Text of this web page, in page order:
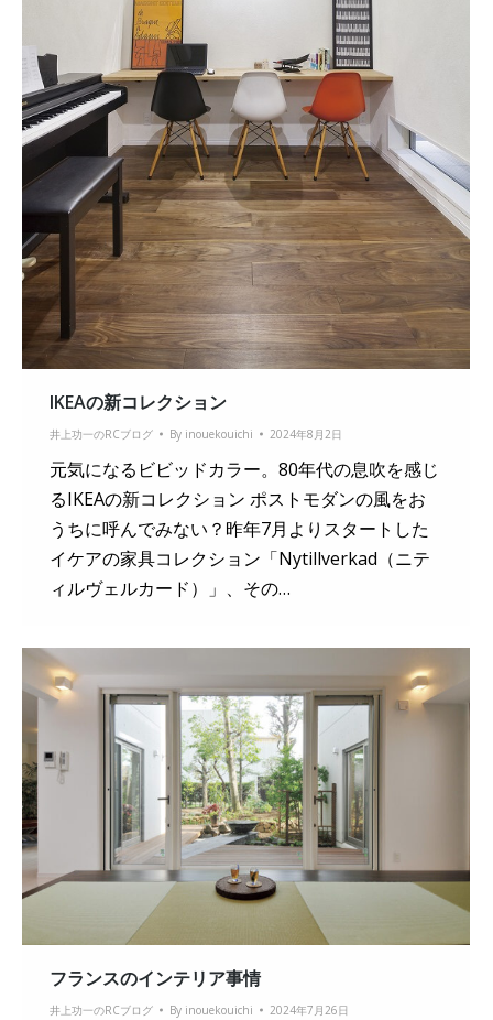
IKEAの新コレクション
井上功一のRCブログ By inouekouichi 2024年8月2日
元気になるビビッドカラー。80年代の息吹を感じ
るIKEAの新コレクション ポストモダンの風をお
うちに呼んでみない？昨年7月よりスタートした
イケアの家具コレクション「Nytillverkad（ニテ
ィルヴェルカード）」、その…
フランスのインテリア事情
井上功一のRCブログ By inouekouichi 2024年7月26日